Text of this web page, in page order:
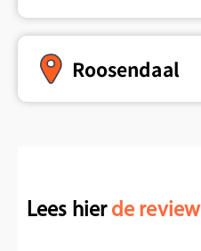
Roosendaal
Lees hier de